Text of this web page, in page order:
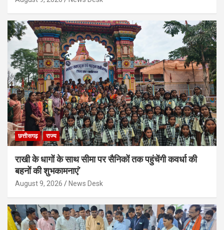
छत्तीसगढ़ राज्य
राखी के धागों के साथ सीमा पर सैनिकों तक पहुंचेंगी कवर्धा की
बहनों की शुभकामनाएं’
August 9, 2026 News Desk